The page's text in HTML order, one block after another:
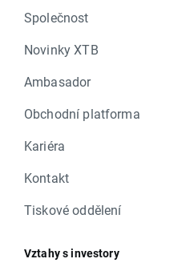
Společnost
Novinky XTB
Ambasador
Obchodní platforma
Kariéra
Kontakt
Tiskové oddělení
Vztahy s investory